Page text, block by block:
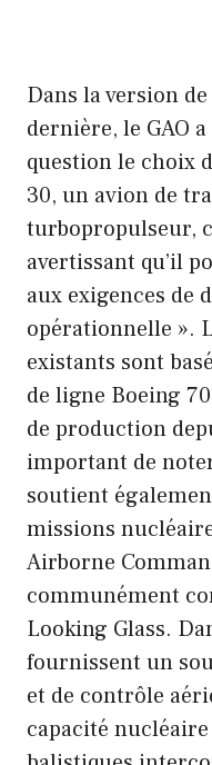
Dans la version
dernière, le GAO
question le choix
30, un avion de
turbopropulseur,
avertissant qu’il
aux exigences de
opérationnelle ».
existants sont
de ligne Boeing
de production
important de
soutient
missions
Airborne
communément
Looking Glass.
fournissent un
et de contrôle
capacité